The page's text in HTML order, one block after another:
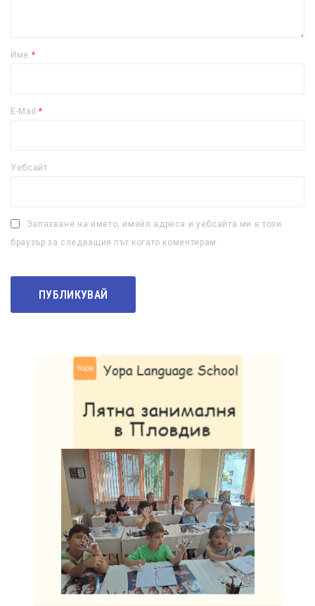
Име *
E-Mail*
Уебсайт
Запазване на името, имейл адреса и уебсайта ми в този
браузър за следващия път когато коментирам.